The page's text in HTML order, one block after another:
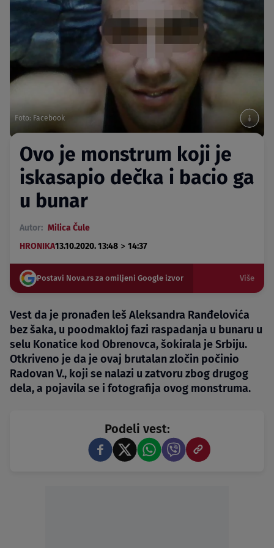
Foto: Facebook
Ovo je monstrum koji je
iskasapio dečka i bacio ga
u bunar
Autor: Milica Čule
HRONIKA13.10.2020. 13:48 > 14:37
Postavi Nova.rs za omiljeni Google izvor Više
Vest da je pronađen leš Aleksandra Ranđelovića
bez šaka, u poodmakloj fazi raspadanja u bunaru u
selu Konatice kod Obrenovca, šokirala je Srbiju.
Otkriveno je da je ovaj brutalan zločin počinio
Radovan V., koji se nalazi u zatvoru zbog drugog
dela, a pojavila se i fotografija ovog monstruma.
Podeli vest: